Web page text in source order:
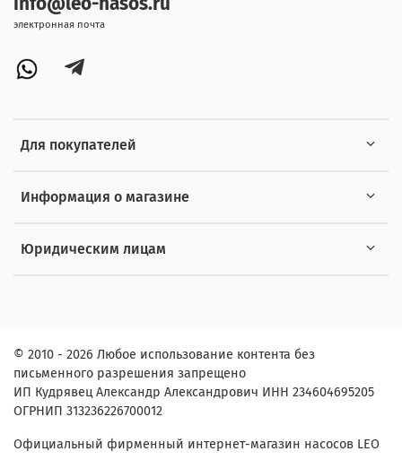
Для покупателей
Информация о магазине
Юридическим лицам
электронная почта
© 2010 - 2026 Любое использование контента без
письменного разрешения запрещено
ИП Кудрявец Александр Александрович ИНН 234604695205
ОГРНИП 313236226700012
Официальный фирменный интернет-магазин насосов LEO